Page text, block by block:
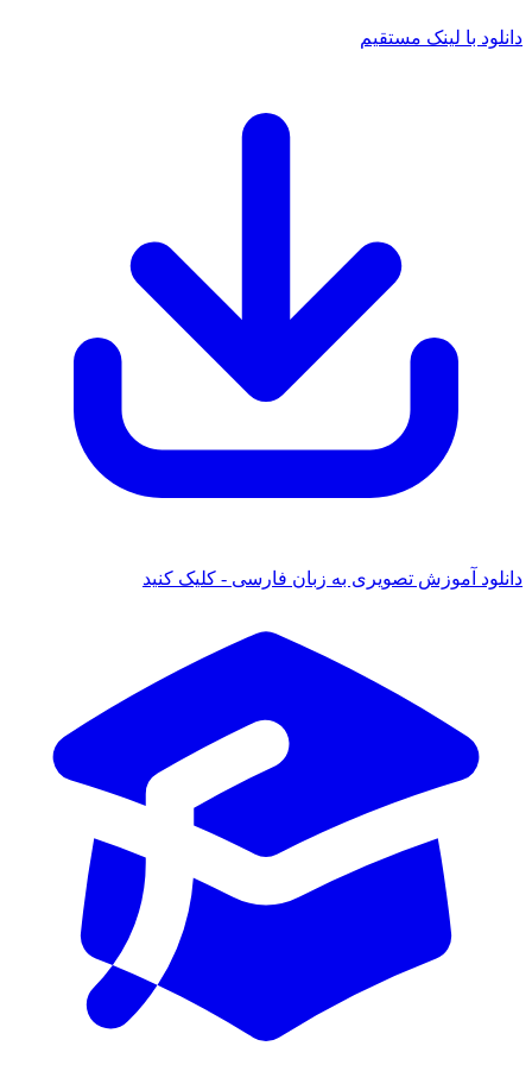
با لینک مستقیم
آموزش تصویری به زبان فارسی - کلیک کنید